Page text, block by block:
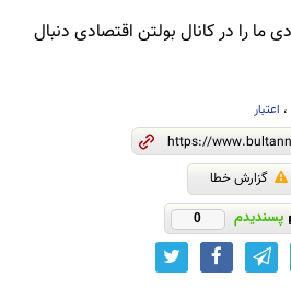
ما را در کانال بولتن اقتصادی دنبال
، اعتبار
گزارش خطا
پسندیدم 0